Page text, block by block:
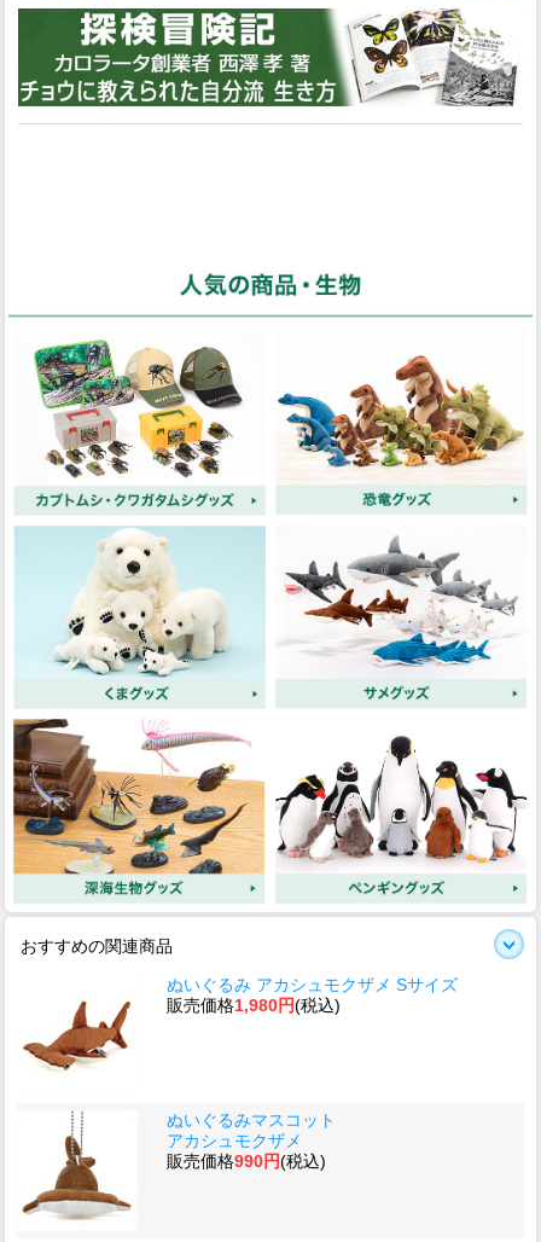
おすすめの関連商品
ぬいぐるみ アカシュモクザメ Sサイズ
販売価格1,980円(税込)
ぬいぐるみマスコット
アカシュモクザメ
販売価格990円(税込)